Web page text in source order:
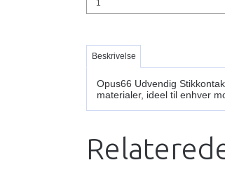
Beskrivelse
Opus66 Udvendig
materialer, ideel til enhver